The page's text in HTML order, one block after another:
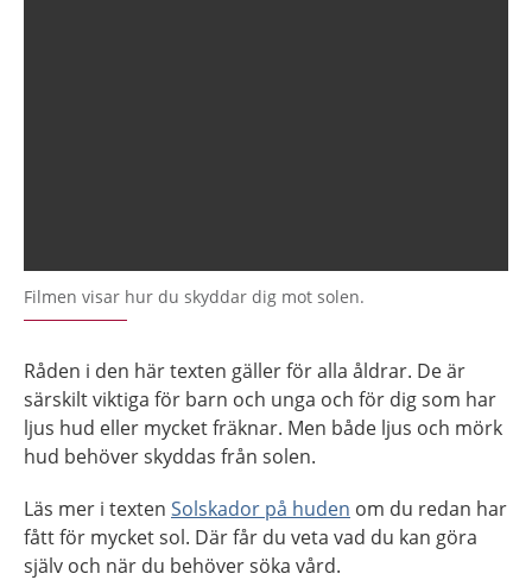
Filmen visar hur du skyddar dig mot solen.
Råden i den här texten gäller för alla åldrar. De är
särskilt viktiga för barn och unga och för dig som har
ljus hud eller mycket fräknar. Men både ljus och mörk
hud behöver skyddas från solen.
Läs mer i texten Solskador på huden om du redan har
fått för mycket sol. Där får du veta vad du kan göra
själv och när du behöver söka vård.